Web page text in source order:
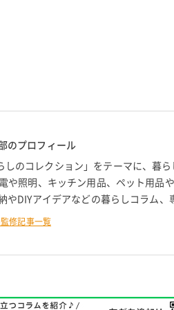
のプロフィール
しのコレクション」をテーマに、暮
や照明、キッチン用品、ペット用品
やDIYアイデアなどの暮らしコラム、
修記事一覧